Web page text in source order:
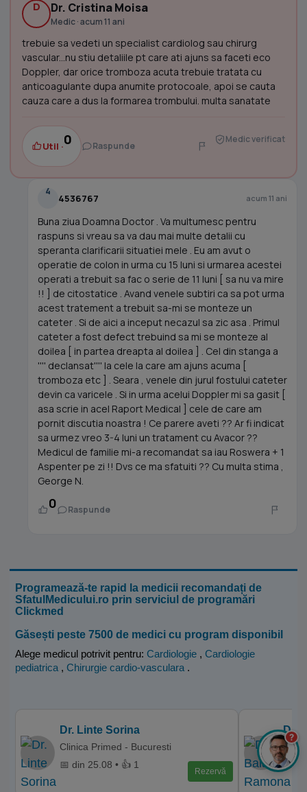
D Dr. Cristina Moisa
Medic · acum 11 ani
trebuie sa vedeti un specialist cardiolog sau chirurg
vascular...nu stiu detaliile pt care ati ajuns sa faceti eco
Doppler, dar orice tromboza acuta trebuie tratata cu
anticoagulante dupa anumite protocoale, apoi se cauta
cauza care a dus la formarea trombului. multa sanatate
Util ·0 Raspunde
Medic verificat
4
4536767 acum 11 ani
Buna ziua Doamna Doctor . Va multumesc pentru
raspuns si vreau sa va dau mai multe detalii cu
speranta clarificarii situatiei mele . Eu am avut o
operatie de colon in urma cu 15 luni si urmarea acestei
operati a trebuit sa fac o serie de 11 luni [ sa nu va mire
!! ] de citostatice . Avand venele subtiri ca sa pot urma
acest tratement a trebuit sa-mi se monteze un
cateter . Si de aici a inceput necazul sa zic asa . Primul
cateter a fost defect trebuind sa mi se monteze al
doilea [ in partea dreapta al doilea ] . Cel din stanga a
'''' declansat'''' la cele la care am ajuns acuma [
tromboza etc ] . Seara , venele din jurul fostului cateter
devin ca varicele . Si in urma acelui Doppler mi sa gasit [
asa scrie in acel Raport Medical ] cele de care am
pornit discutia noastra ! Ce parere aveti ?? Ar fi indicat
sa urmez vreo 3-4 luni un tratament cu Avacor ??
Medicul de familie mi-a recomandat sa iau Roswera + 1
Aspenter pe zi !! Dvs ce ma sfatuiti ?? Cu multa stima ,
George N.
0 Raspunde
Programează-te rapid la medicii recomandați de
SfatulMedicului.ro prin serviciul de programări
Clickmed
Găsești peste 7500 de medici cu program disponibil
Alege medicul potrivit pentru: Cardiologie , Cardiologie
pediatrica , Chirurgie cardio-vasculara .
Dr. Linte Sorina
Clinica Primed - Bucuresti
📅 din 25.08 • 👍 1
Rezervă
Dr.
📅
?